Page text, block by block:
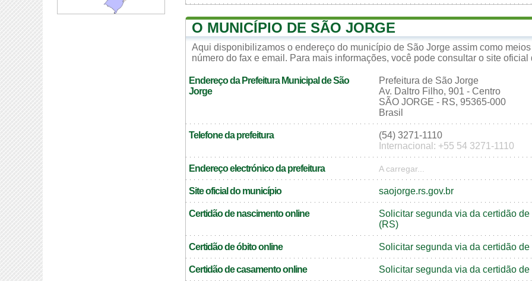
O MUNICÍPIO DE SÃO JORGE
Aqui disponibilizamos o endereço do município de São Jorge assim como
número do fax e email. Para mais informações, você pode consultar o site oficial
Endereço da Prefeitura Municipal de São
Jorge
Prefeitura de São Jorge
Av. Daltro Filho, 901 - Centro
SÃO JORGE - RS, 95365-000
Brasil
Telefone da prefeitura
(54) 3271-1110
Internacional: +55 54 3271-1110
Endereço electrónico da prefeitura A carregar...
Site oficial do município saojorge.rs.gov.br
Certidão de nascimento online
Solicitar segunda via da certidão
(RS)
Certidão de óbito online Solicitar segunda via da certidão
Certidão de casamento online Solicitar segunda via da certidão